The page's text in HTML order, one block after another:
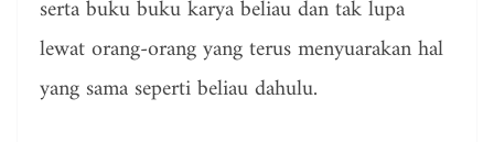
serta buku buku karya beliau dan tak lupa
lewat orang-orang yang terus menyuarakan hal
yang sama seperti beliau dahulu.